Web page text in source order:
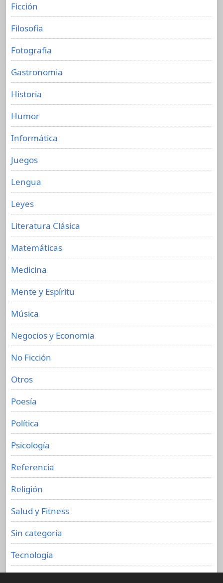
Ficción
Filosofia
Fotografia
Gastronomia
Historia
Humor
Informática
Juegos
Lengua
Leyes
Literatura Clásica
Matemáticas
Medicina
Mente y Espíritu
Música
Negocios y Economia
No Ficción
Otros
Poesía
Política
Psicología
Referencia
Religión
Salud y Fitness
Sin categoría
Tecnología